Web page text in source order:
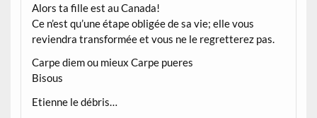
Alors ta fille est au Canada!
Ce n’est qu’une étape obligée de sa vie; elle vous
reviendra transformée et vous ne le regretterez pas.
Carpe diem ou mieux Carpe pueres
Bisous
Etienne le débris…